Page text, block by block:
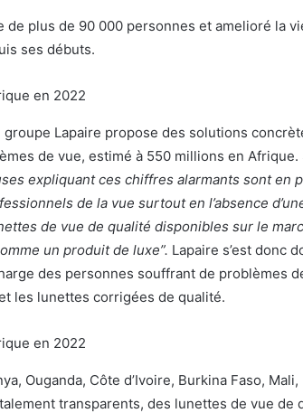
de plus de 90 000 personnes et amelioré la
ses débuts.
groupe Lapaire propose des solutions
de vue, estimé à 550 millions en Afrique.
expliquant ces chiffres alarmants sont en
de la vue surtout en l’absence
de vue de qualité disponibles sur le
un produit de luxe”. Lapaire s’est donc
des personnes souffrant de problèmes
les lunettes corrigées de qualité.
Ouganda, Côte d’Ivoire, Burkina Faso, Mali,
transparents, des lunettes de vue de